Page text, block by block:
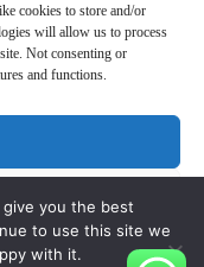
cookies to store and/or
will allow us to process
Not consenting or
and functions.
Hari Libur Nasional dan
Hari Libur Nasional dan
you the best
to use this site we
with it.